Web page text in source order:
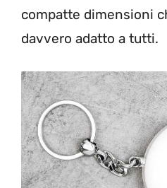
compatte dimensioni
davvero adatto a tutti.